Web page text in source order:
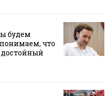
будем
что
достойный